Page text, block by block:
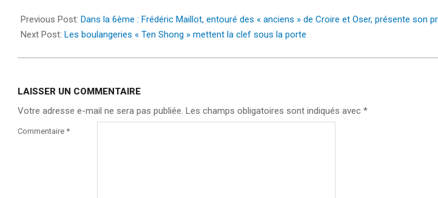
06-
09
Previous Post: Dans la 6ème : Frédéric Maillot, entouré des « anciens » de Croire et Oser, présente son
Next Post: Les boulangeries « Ten Shong » mettent la clef sous la porte
LAISSER UN COMMENTAIRE
Votre adresse e-mail ne sera pas publiée. Les champs obligatoires sont indiqués avec *
Commentaire *